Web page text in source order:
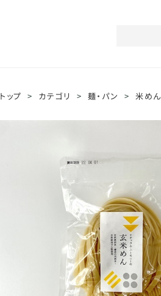
トップ > カテゴリ > 麺・パン > 米めん